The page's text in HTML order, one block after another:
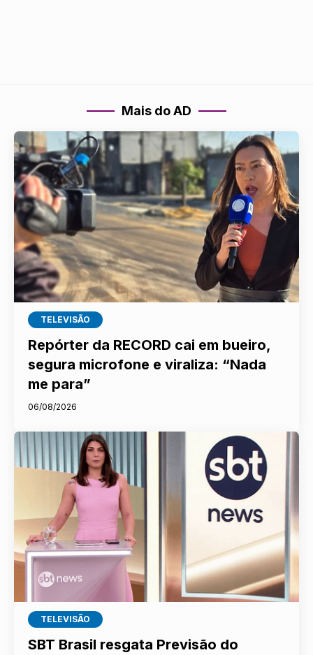
Mais do AD
TELEVISÃO
Repórter da RECORD cai em bueiro,
segura microfone e viraliza: “Nada
me para”
06/08/2026
TELEVISÃO
SBT Brasil resgata Previsão do